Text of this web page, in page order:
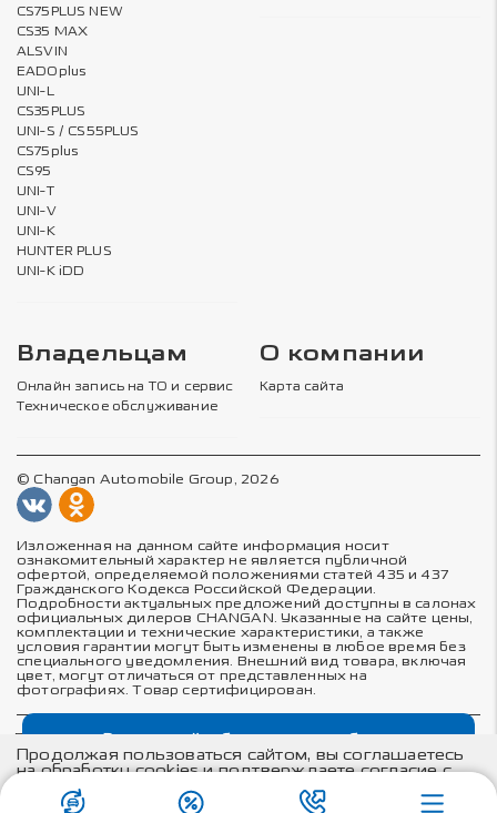
CS75PLUS NEW
CS35 MAX
ALSVIN
EADOplus
UNI-L
CS35PLUS
UNI-S / CS55PLUS
CS75plus
CS95
UNI-T
UNI-V
UNI-K
HUNTER PLUS
UNI-K iDD
Владельцам
Онлайн запись на ТО и сервис
Техническое обслуживание
О компании
Карта сайта
© Changan Automobile Group, 2026
Изложенная на данном сайте информация носит
ознакомительный характер не является публичной
офертой, определяемой положениями статей 435 и 437
Гражданского Кодекса Российской Федерации.
Подробности актуальных предложений доступны в салонах
официальных дилеров CHANGAN. Указанные на сайте цены,
комплектации и технические характеристики, а также
условия гарантии могут быть изменены в любое время без
специального уведомления. Внешний вид товара, включая
цвет, могут отличаться от представленных на
фотографиях. Товар сертифицирован.
Политика в отношении обработки персональных данных
Политика конфиденциальности
Согласие на обработку персональных данных
Соглашение об использовании cookie-файлов
Продолжая пользоваться сайтом, вы соглашаетесь
на обработку cookies и подтверждаете согласие с
положениями
политики
Changan CS75plus
с выгодой до 635 000 рублей
Trade-in Акции Заказать Меню